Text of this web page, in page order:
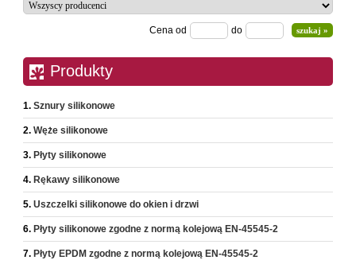
Cena od do
Produkty
Sznury silikonowe
Węże silikonowe
Płyty silikonowe
Rękawy silikonowe
Uszczelki silikonowe do okien i drzwi
Płyty silikonowe zgodne z normą kolejową EN-45545-2
Płyty EPDM zgodne z normą kolejową EN-45545-2